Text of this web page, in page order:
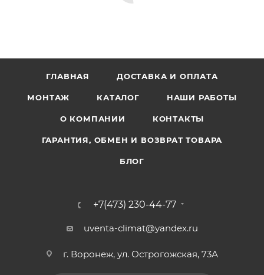
ГЛАВНАЯ ДОСТАВКА И ОПЛАТА
МОНТАЖ КАТАЛОГ НАШИ РАБОТЫ
О КОМПАНИИ КОНТАКТЫ
ГАРАНТИЯ, ОБМЕН И ВОЗВРАТ ТОВАРА
БЛОГ
+7(473) 230-44-77
uventa-climat@yandex.ru
г. Воронеж, ул. Острогожская, 73А